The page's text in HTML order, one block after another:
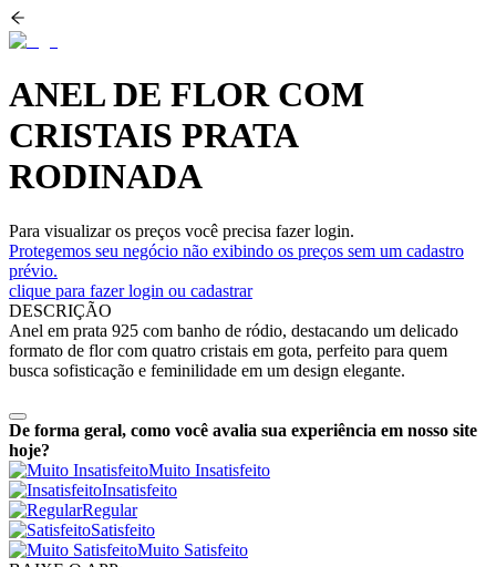
ANEL DE FLOR COM
CRISTAIS PRATA
RODINADA
Para visualizar os preços você precisa fazer login.
Protegemos seu negócio não exibindo os preços sem um cadastro
prévio.
clique para fazer login ou cadastrar
DESCRIÇÃO
Anel em prata 925 com banho de ródio, destacando um delicado
formato de flor com quatro cristais em gota, perfeito para quem
busca sofisticação e feminilidade em um design elegante.
De forma geral, como você avalia sua experiência em nosso site
hoje?
Muito Insatisfeito
Insatisfeito
Regular
Satisfeito
Muito Satisfeito